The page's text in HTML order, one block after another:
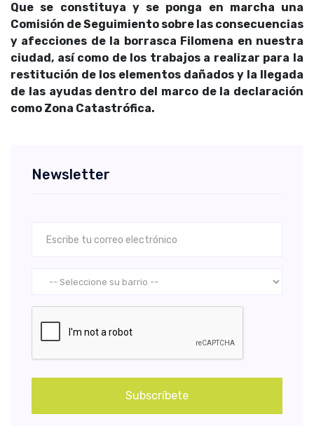
Que se constituya y se ponga en marcha una
Comisión de Seguimiento sobre las consecuencias
y afecciones de la borrasca Filomena en nuestra
ciudad, así como de los trabajos a realizar para la
restitución de los elementos dañados y la llegada
de las ayudas dentro del marco de la declaración
como Zona Catastrófica.
Newsletter
Subscríbete